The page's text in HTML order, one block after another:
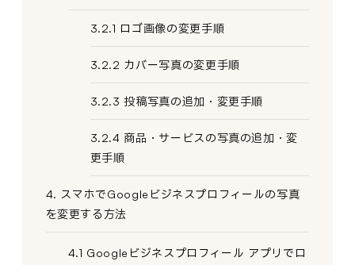
3.2.1 ロゴ画像の変更手順
3.2.2 カバー写真の変更手順
3.2.3 投稿写真の追加・変更手順
3.2.4 商品・サービスの写真の追加・変
更手順
4. スマホでGoogleビジネスプロフィールの写真
を変更する方法
4.1 Googleビジネスプロフィール アプリでロ